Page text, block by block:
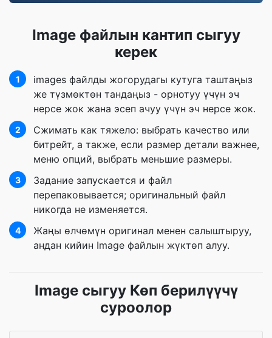
Image файлын кантип сыгуу
керек
1
images файлды жогорудагы кутуга таштаңыз
же түзмөктөн тандаңыз - орнотуу үчүн эч
нерсе жок жана эсеп ачуу үчүн эч нерсе жок.
2
Сжимать как тяжело: выбрать качество или
битрейт, а также, если размер детали важнее,
меню опций, выбрать меньшие размеры.
3
Задание запускается и файл
перепаковывается; оригинальный файл
никогда не изменяется.
4
Жаңы өлчөмүн оригинал менен салыштыруу,
андан кийин Image файлын жүктөп алуу.
Image сыгуу Көп берилүүчү
суроолор